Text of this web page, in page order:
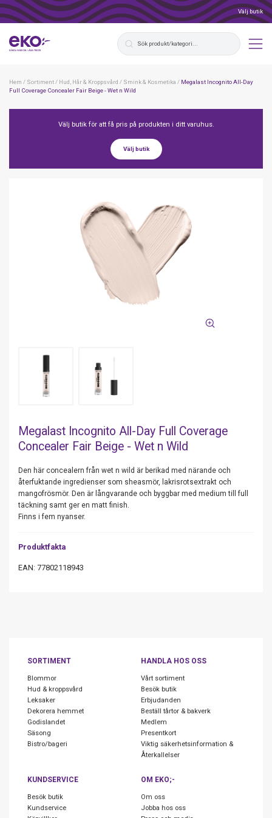
Välj butik
Hem / Sortiment/ Hud, Hår & Kroppsvård / Smink & Kosmetika / Megalast Incognito All-Day
Full Coverage Concealer Fair Beige - Wet n Wild
Välj butik för att få pris på produkten i ditt varuhus.
Välj butik
Megalast Incognito All-Day Full Coverage
Concealer Fair Beige - Wet n Wild
Den här concealern från wet n wild är berikad med närande och
återfuktande ingredienser som sheasmör, lakrisrotsextrakt och
mangofrösmör. Den är långvarande och byggbar med medium till full
täckning samt ger en matt finish.
Finns i fem nyanser.
Produktfakta
EAN: 77802118943
SORTIMENT
Blommor
Hud & kroppsvård
Leksaker
Dekorera hemmet
Godislandet
Säsong
Bistro/bageri
HANDLA HOS OSS
Vårt sortiment
Besök butik
Erbjudanden
Beställ tårtor & bakverk
Medlem
Presentkort
Viktig säkerhetsinformation &
Återkallelser
KUNDSERVICE
Besök butik
Kundservice
OM EKO;-
Om oss
Jobba hos oss